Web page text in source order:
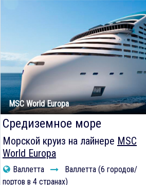
MSC World Europa
Средиземное море
Морской круиз на лайнере MSC
World Europa
Валлетта
Валлетта (6 городов/
портов в 4 странах)